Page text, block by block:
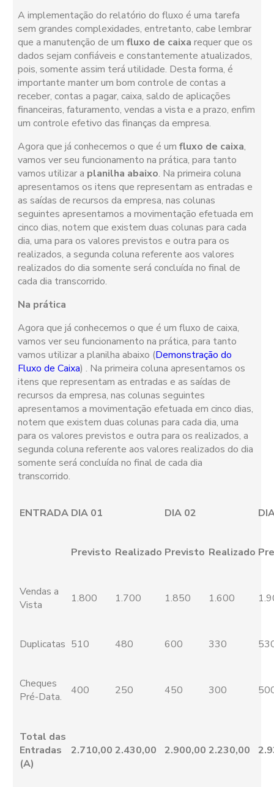
A implementação do relatório do fluxo é uma tarefa
sem grandes complexidades, entretanto, cabe lembrar
que a manutenção de umfluxo de caixa requer que os
dados sejam confiáveis e constantemente atualizados,
pois, somente assim terá utilidade. Desta forma, é
importante manter um bom controle de contas a
receber, contas a pagar, caixa, saldo de aplicações
financeiras, faturamento, vendas a vista e a prazo, enfim
um controle efetivo das finanças da empresa.
Agora que já conhecemos o que é umfluxo de caixa,
vamos ver seu funcionamento na prática, para tanto
vamos utilizar a planilha abaixo. Na primeira coluna
apresentamos os itens que representam as entradas e
as saídas de recursos da empresa, nas colunas
seguintes apresentamos a movimentação efetuada em
cinco dias, notem que existem duas colunas para cada
dia, uma para os valores previstos e outra para os
realizados, a segunda coluna referente aos valores
realizados do dia somente será concluída no final de
cada dia transcorrido.
Na prática
Agora que já conhecemos o que é um fluxo de caixa,
vamos ver seu funcionamento na prática, para tanto
vamos utilizar a planilha abaixo (Demonstração do
Fluxo de Caixa) . Na primeira coluna apresentamos os
itens que representam as entradas e as saídas de
recursos da empresa, nas colunas seguintes
apresentamos a movimentação efetuada em cinco dias,
notem que existem duas colunas para cada dia, uma
para os valores previstos e outra para os realizados, a
segunda coluna referente aos valores realizados do dia
somente será concluída no final de cada dia
transcorrido.
ENTRADA DIA 01 DIA 02
Previsto Realizado Previsto Realizado
Vendas a
Vista
1.800 1.700 1.850 1.600
Duplicatas 510 480 600 330
Cheques
Pré-Data.
400 250 450 300
Total das
Entradas
(A)
2.710,00 2.430,00 2.900,00 2.230,00